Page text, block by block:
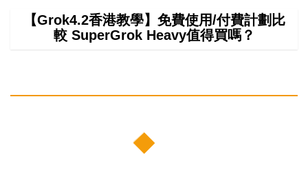
【Grok4.2香港教學】免費使用/付費計劃比
較 SuperGrok Heavy值得買嗎？